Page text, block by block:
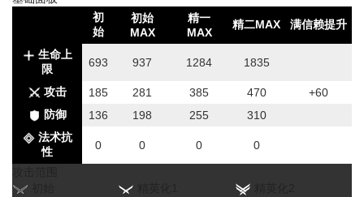
初
始
初始
MAX
精一
MAX
精二MAX 满信赖提升
生命上
限
693 937 1284 1835
攻击 185 281 385 470
+60
防御
136 198 255
310
法术抗
性
0 0 0 0